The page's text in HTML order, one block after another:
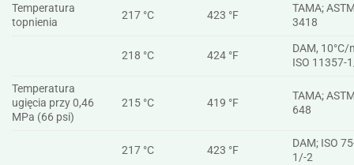
Temperatura
topnienia
217 °C 423 °F
TAMA;
3418
218 °C 424 °F
DAM, 10°C/
ISO 11357-
Temperatura
ugięcia przy 0,46
MPa (66 psi)
215 °C 419 °F
TAMA;
648
217 °C 423 °F
DAM; ISO
1/-2